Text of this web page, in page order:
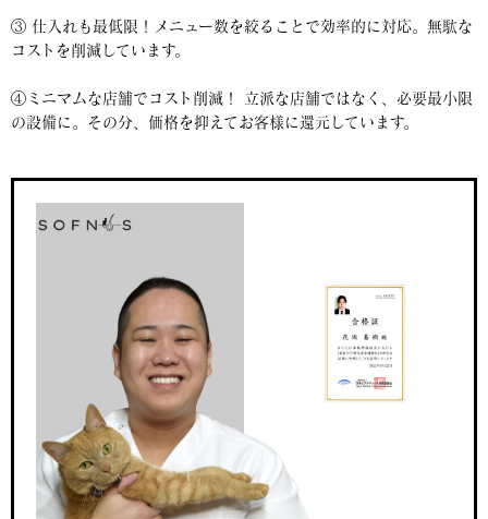
③ 仕入れも最低限！メニュー数を絞ることで効率的に対応。無駄な
コストを削減しています。
④ミニマムな店舗でコスト削減！ 立派な店舗ではなく、必要最小限
の設備に。その分、価格を抑えてお客様に還元しています。